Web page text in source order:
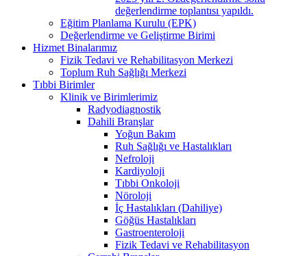
değerlendirme toplantısı yapıldı.
Eğitim Planlama Kurulu (EPK)
Değerlendirme ve Geliştirme Birimi
Hizmet Binalarımız
Fizik Tedavi ve Rehabilitasyon Merkezi
Toplum Ruh Sağlığı Merkezi
Tıbbi Birimler
Klinik ve Birimlerimiz
Radyodiagnostik
Dahili Branşlar
Yoğun Bakım
Ruh Sağlığı ve Hastalıkları
Nefroloji
Kardiyoloji
Tıbbi Onkoloji
Nöroloji
İç Hastalıkları (Dahiliye)
Göğüs Hastalıkları
Gastroenteroloji
Fizik Tedavi ve Rehabilitasyon